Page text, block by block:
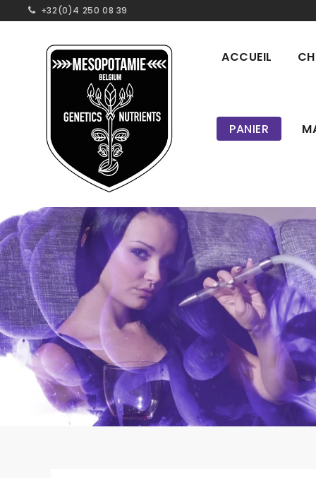
+32(0)4 250 08 39
ACCUEIL
PANIER